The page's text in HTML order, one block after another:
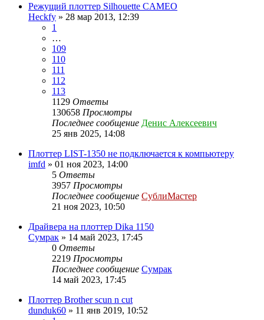
Режущий плоттер Silhouette CAMEO
Heckfy » 28 мар 2013, 12:39
1
…
109
110
111
112
113
1129 Ответы
130658 Просмотры
Последнее сообщение Денис Алексеевич
25 янв 2025, 14:08
Плоттер LIST-1350 не подключается к компьютеру
imfd » 01 ноя 2023, 14:00
5 Ответы
3957 Просмотры
Последнее сообщение СублиМастер
21 ноя 2023, 10:50
Драйвера на плоттер Dika 1150
Сумрак » 14 май 2023, 17:45
0 Ответы
2219 Просмотры
Последнее сообщение Сумрак
14 май 2023, 17:45
Плоттер Brother scun n cut
dunduk60 » 11 янв 2019, 10:52